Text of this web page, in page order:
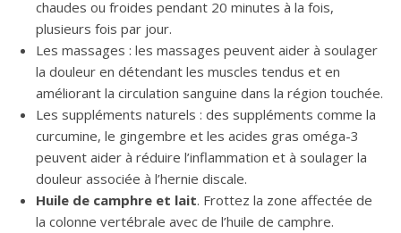
chaudes ou froides pendant 20 minutes à la fois,
plusieurs fois par jour.
Les massages : les massages peuvent aider à soulager
la douleur en détendant les muscles tendus et en
améliorant la circulation sanguine dans la région touchée.
Les suppléments naturels : des suppléments comme la
curcumine, le gingembre et les acides gras oméga-3
peuvent aider à réduire l’inflammation et à soulager la
douleur associée à l’hernie discale.
Huile de camphre et lait. Frottez la zone affectée de
la colonne vertébrale avec de l’huile de camphre.